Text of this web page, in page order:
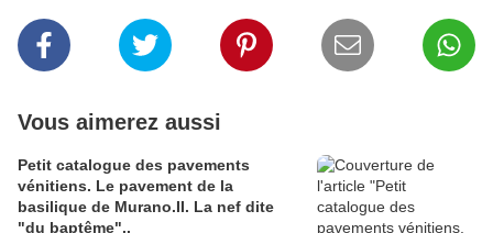
Vous aimerez aussi
Petit catalogue des pavements
vénitiens. Le pavement de la
basilique de Murano.II. La nef dite
"du baptême"..